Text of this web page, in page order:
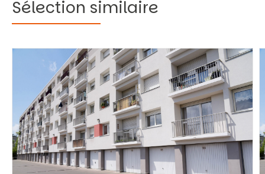
Sélection similaire